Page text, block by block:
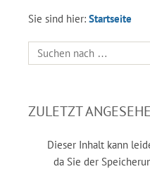
Sie sind hier: Startseite
ZULETZT
Dieser Inhalt kann
da Sie der